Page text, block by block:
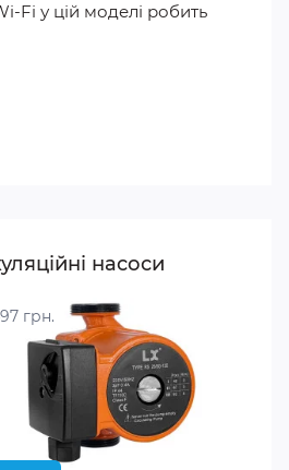
Fi у цій моделі робить
насоси
грн.